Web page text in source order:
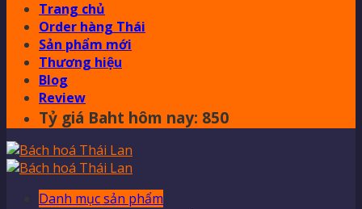
Trang chủ
Order hàng Thái
Sản phẩm mới
Thương hiệu
Blog
Review
Tỷ giá Baht hôm nay: 850
Danh mục sản phẩm